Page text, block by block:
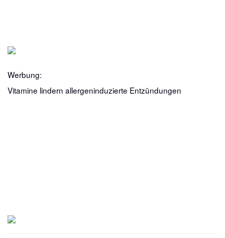
Werbung:
Vitamine lindern allergeninduzierte Entzündungen